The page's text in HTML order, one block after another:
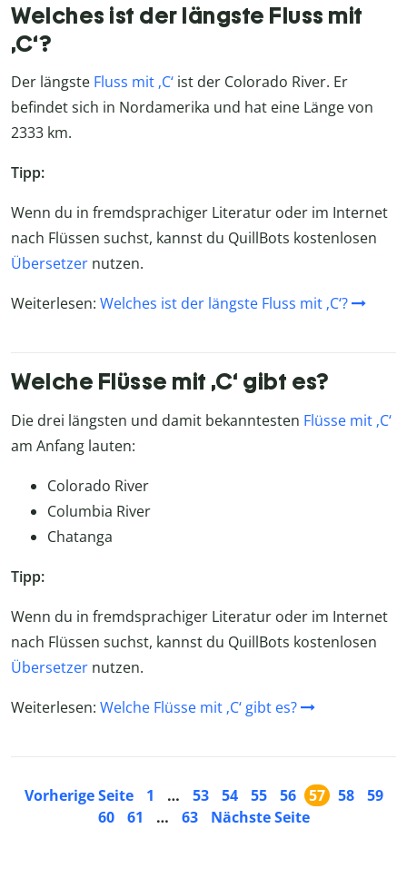
Welches ist der längste Fluss mit
‚C‘?
Der längste Fluss mit ‚C‘ ist der Colorado River. Er
befindet sich in Nordamerika und hat eine Länge von
2333 km.
Tipp:
Wenn du in fremdsprachiger Literatur oder im Internet
nach Flüssen suchst, kannst du QuillBots kostenlosen
Übersetzer nutzen.
Weiterlesen: Welches ist der längste Fluss mit ‚C‘?
Welche Flüsse mit ‚C‘ gibt es?
Die drei längsten und damit bekanntesten Flüsse mit ‚C‘
am Anfang lauten:
Colorado River
Columbia River
Chatanga
Tipp:
Wenn du in fremdsprachiger Literatur oder im Internet
nach Flüssen suchst, kannst du QuillBots kostenlosen
Übersetzer nutzen.
Weiterlesen: Welche Flüsse mit ‚C‘ gibt es?
Vorherige Seite 1 … 53 54 55 56 57 58
59
60
61 … 63 Nächste Seite